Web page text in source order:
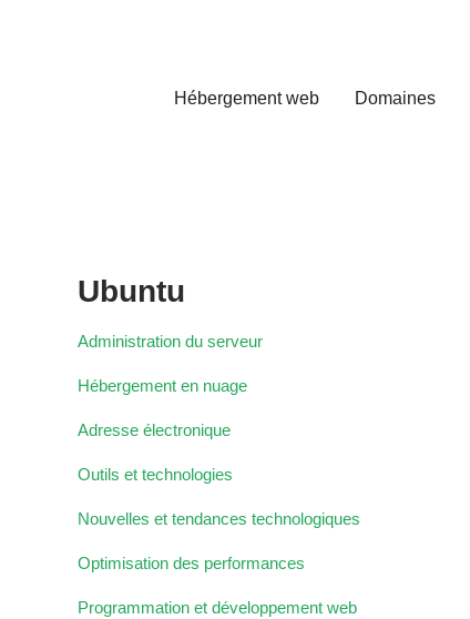
Hébergement web Domaines
Ubuntu
Administration du serveur
Hébergement en nuage
Adresse électronique
Outils et technologies
Nouvelles et tendances technologiques
Optimisation des performances
Programmation et développement web